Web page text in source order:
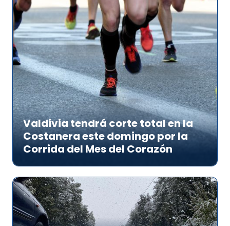
Valdivia tendrá corte total en la
Costanera este domingo por la
Corrida del Mes del Corazón